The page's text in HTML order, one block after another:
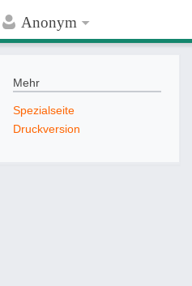
Anonym
Mehr
Spezialseite
Druckversion